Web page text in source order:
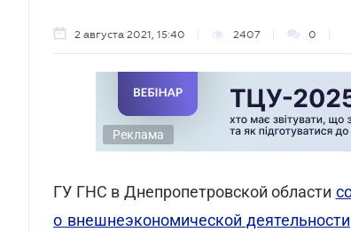
2 августа 2021, 15:40 2407 0
Реклама
ГУ ГНС в Днепропетровской области
о внешнеэкономической деятельности